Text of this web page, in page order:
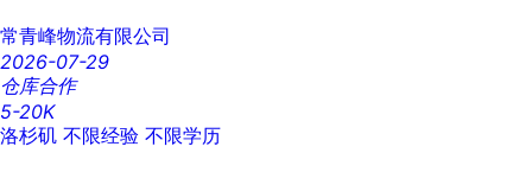
常青峰物流有限公司
2026-07-29
仓库合作
5-20K
洛杉矶 不限经验 不限学历